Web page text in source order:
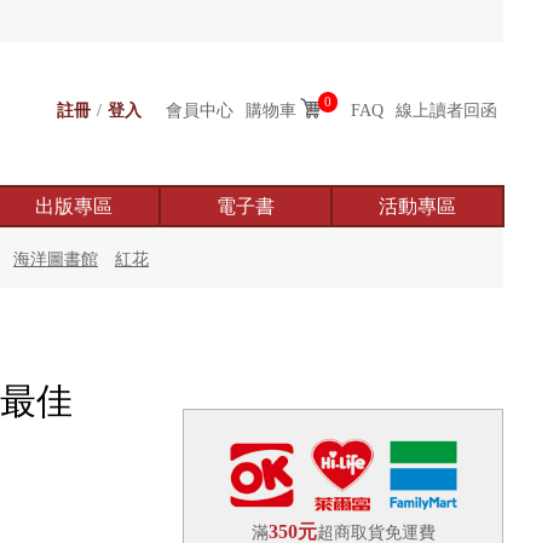
註冊 / 登入 會員中心 購物車 0 FAQ 線上讀者回函
出版專區 電子書 活動專區
海洋圖書館 紅花
佳
滿350元超商取貨免運費